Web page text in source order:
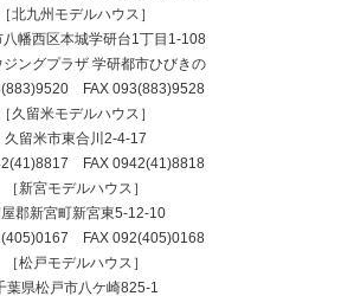
［北九州モデルハウス］
八幡西区本城学研台1丁目1-108
ングプラザ 学研都市ひびきの
FAX 093(883)9528
［久留米モデルハウス］
久留米市東合川2-4-17
FAX 0942(41)8818
［新宮モデルハウス］
郡新宮町新宮東5-12-10
FAX 092(405)0168
［松戸モデルハウス］
葉県松戸市八ケ崎825-1